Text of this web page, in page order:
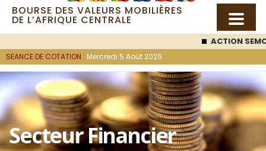
BOURSE DES VALEURS MOBILIÈRES
DE L’AFRIQUE CENTRALE
ACTION SEMC
SEANCE DE COTATION : Mercredi 5 Août 2026
Secteur Financier